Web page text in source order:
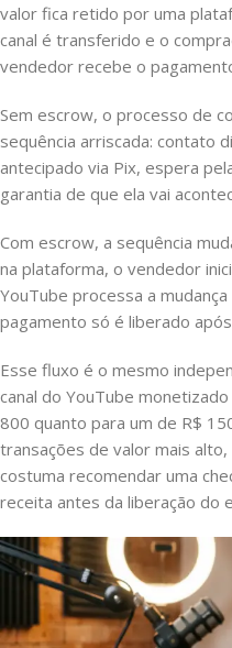
valor fica retido por uma
canal é transferido e o
vendedor recebe o
Sem escrow, o processo de
sequência arriscada: contato
antecipado via Pix, espera
garantia de que ela vai
Com escrow, a sequência
na plataforma, o vendedor
YouTube processa a
pagamento só é liberado
Esse fluxo é o mesmo
canal do YouTube
800 quanto para um de R$
transações de valor mais
costuma recomendar uma
receita antes da liberação do